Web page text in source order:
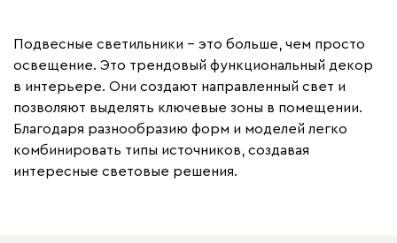
Подвесные светильники – это больше, чем просто
освещение. Это трендовый функциональный декор
в интерьере. Они создают направленный свет и
позволяют выделять ключевые зоны в помещении.
Благодаря разнообразию форм и моделей легко
комбинировать типы источников, создавая
интересные световые решения.